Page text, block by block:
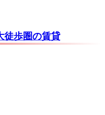
徒歩圏の賃貸